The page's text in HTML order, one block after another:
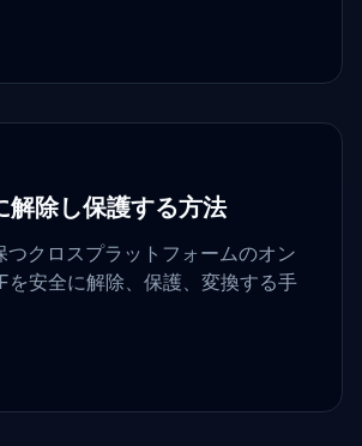
解除し保護する方法
クロスプラットフォームのオン
安全に解除、保護、変換する手